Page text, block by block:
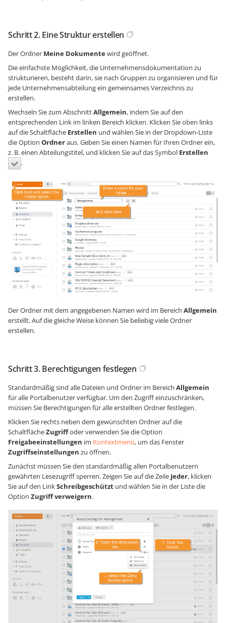
Schritt 2. Eine Struktur erstellen
Der Ordner Meine Dokumentewird geöffnet.
Die einfachste Möglichkeit, die Unternehmensdokumentation zu
strukturieren, besteht darin, sie nach Gruppen zu organisieren und für
jede Unternehmensabteilung ein gemeinsames Verzeichnis zu
erstellen.
Wechseln Sie zum AbschnittAllgemein, indem Sie auf den
entsprechenden Link im linken Bereich klicken. Klicken Sie oben links
auf die Schaltfläche Erstellen und wählen Sie in der Dropdown-Liste
die Option Ordneraus. Geben Sie einen Namen für Ihren Ordner ein,
z. B. einen Abteilungstitel, und klicken Sie auf das Symbol Erstellen
.
Der Ordner mit dem angegebenen Namen wird im Bereich Allgemein
erstellt. Auf die gleiche Weise können Sie beliebig viele Ordner
erstellen.
Schritt 3. Berechtigungen festlegen
Standardmäßig sind alle Dateien und Ordner im Bereich Allgemein
für alle Portalbenutzer verfügbar. Um den Zugriff einzuschränken,
müssen Sie Berechtigungen für alle erstellten Ordner festlegen.
Klicken Sie rechts neben dem gewünschten Ordner auf die
SchaltflächeZugriffoder verwenden Sie die Option
Freigabeeinstellungen im Kontextmenü, um das Fenster
Zugriffseinstellungen zu öffnen.
Zunächst müssen Sie den standardmäßig allen Portalbenutzern
gewährten Lesezugriff sperren. Zeigen Sie auf die Zeile Jeder, klicken
Sie auf den LinkSchreibgeschützt und wählen Sie in der Liste die
Option Zugriff verweigern.